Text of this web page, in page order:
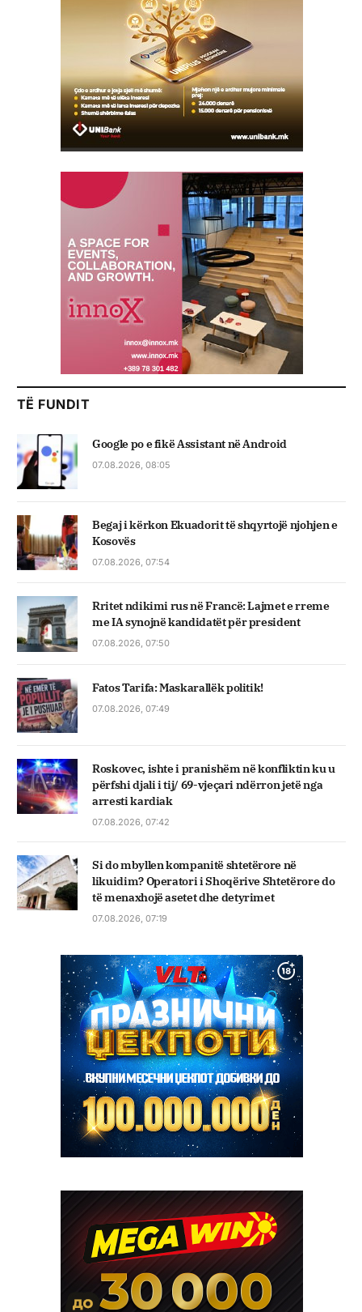
TË FUNDIT
Google po e fikë Assistant në Android
07.08.2026, 08:05
Begaj i kërkon Ekuadorit të shqyrtojë njohjen e
Kosovës
07.08.2026, 07:54
Rritet ndikimi rus në Francë: Lajmet e rreme
me IA synojnë kandidatët për president
07.08.2026, 07:50
Fatos Tarifa: Maskarallëk politik!
07.08.2026, 07:49
Roskovec, ishte i pranishëm në konfliktin ku u
përfshi djali i tij/ 69-vjeçari ndërron jetë nga
arresti kardiak
07.08.2026, 07:42
Si do mbyllen kompanitë shtetërore në
likuidim? Operatori i Shoqërive Shtetërore do
të menaxhojë asetet dhe detyrimet
07.08.2026, 07:19